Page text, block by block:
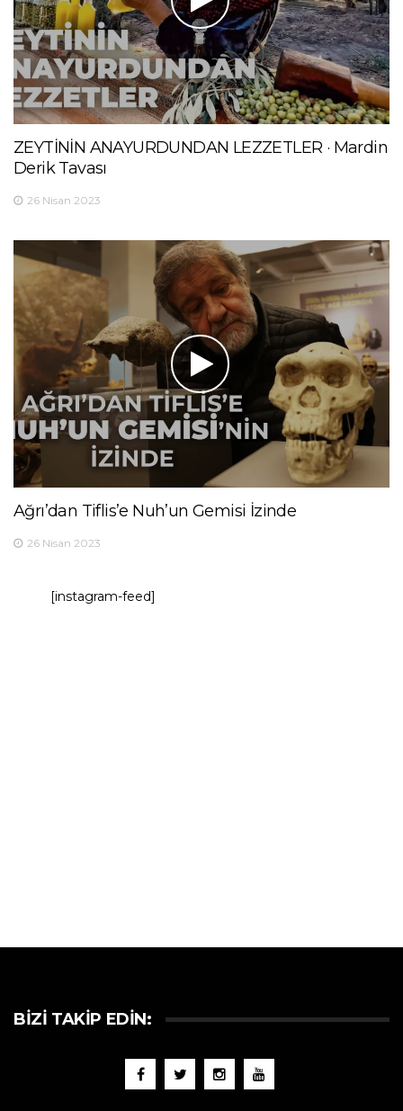
ZEYTİNİN ANAYURDUNDAN LEZZETLER · Mardin
Derik Tavası
26 Nisan 2023
Ağrı’dan Tiflis’e Nuh’un Gemisi İzinde
26 Nisan 2023
[instagram-feed]
BIZI TAKIP EDIN: